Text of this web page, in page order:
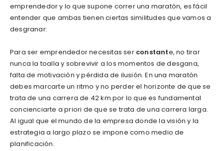
emprendedor y lo que supone correr una maratón, es fácil
entender que ambas tienen ciertas similitudes que vamos a
desgranar:
Para ser emprendedor necesitas ser constante, no tirar
nunca la toalla y sobrevivir a los momentos de desgana,
falta de motivación y pérdida de ilusión. En una maratón
debes marcarte un ritmo y no perder el horizonte de que se
trata de una carrera de 42 km por lo que es fundamental
concienciarte a priori de que se trata de una carrera larga.
Al igual que el mundo de la empresa donde la visión y la
estrategia a largo plazo se impone como medio de
planificación.